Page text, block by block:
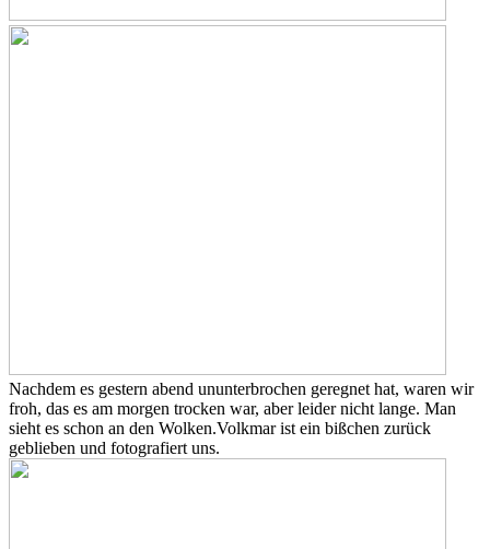
Nachdem es gestern abend ununterbrochen geregnet hat, waren wir
froh, das es am morgen trocken war, aber leider nicht lange. Man
sieht es schon an den Wolken.Volkmar ist ein bißchen zurück
geblieben und fotografiert uns.